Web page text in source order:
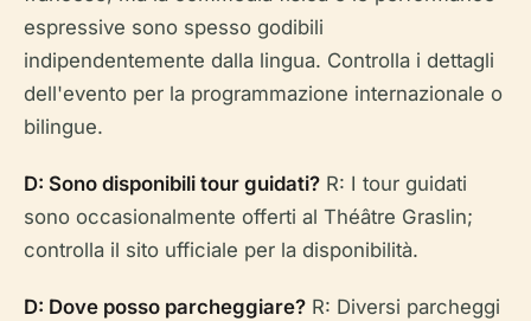
espressive sono spesso godibili
indipendentemente dalla lingua. Controlla i dettagli
dell'evento per la programmazione internazionale o
bilingue.
D: Sono disponibili tour guidati? R: I tour guidati
sono occasionalmente offerti al Théâtre Graslin;
controlla il sito ufficiale per la disponibilità.
D: Dove posso parcheggiare? R: Diversi parcheggi